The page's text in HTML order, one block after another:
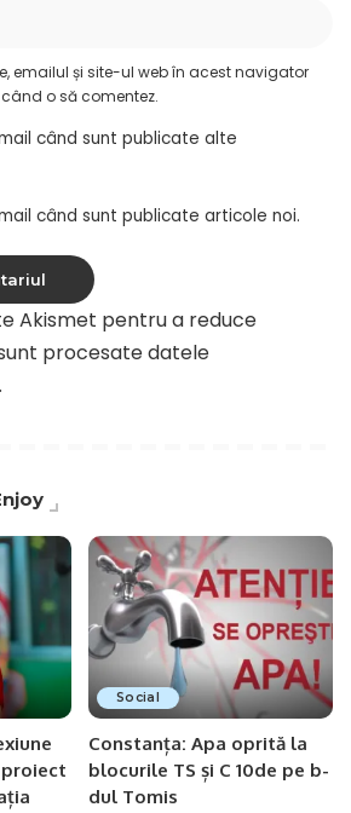
emailul și site-ul web în acest navigator
o să comentez.
când sunt publicate alte
când sunt publicate articole noi.
Akismet pentru a reduce
procesate datele
.
Social
Constanța: Apa oprită la
blocurile TS și C 10de pe b-
dul Tomis